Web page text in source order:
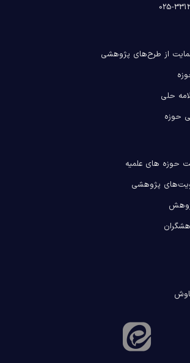
از طرح‌های پژوهشی
حلی
حوزه
حوزه های علمیه
پژوهشی